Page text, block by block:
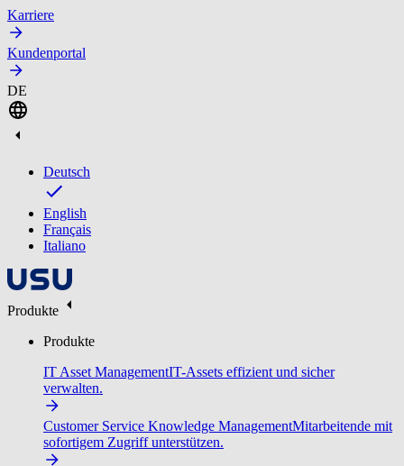
Karriere
Kundenportal
DE
Deutsch
English
Français
Italiano
Produkte
Produkte
IT Asset ManagementIT-Assets effizient und sicher
verwalten.
Customer Service Knowledge ManagementMitarbeitende mit
sofortigem Zugriff unterstützen.